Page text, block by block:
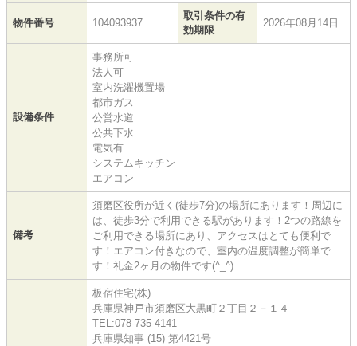
物件番号 104093937
取引条件の有
効期限
2026年08月14日
設備条件
事務所可
法人可
室内洗濯機置場
都市ガス
公営水道
公共下水
電気有
システムキッチン
エアコン
備考
須磨区役所が近く(徒歩7分)の場所にあります！周辺に
は、徒歩3分で利用できる駅があります！2つの路線を
ご利用できる場所にあり、アクセスはとても便利で
す！エアコン付きなので、室内の温度調整が簡単で
す！礼金2ヶ月の物件です(^_^)
板宿住宅(株)
兵庫県神戸市須磨区大黒町２丁目２－１４
TEL:078-735-4141
兵庫県知事 (15) 第4421号